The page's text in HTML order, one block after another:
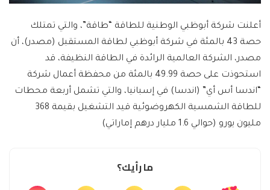
أعلنت شركة أبوظبي الوطنية للطاقة “طاقة”، والتي تمتلك
حصة 43 بالمئة في شركة أبوظبي لطاقة المستقبل (مصدر)، أن
مصدر، الشركة العالمية الرائدة في الطاقة النظيفة، قد
استحوذت على حصة 49.99 بالمئة من محفظة أعمال شركة
“اندسا أس أي” (اندسا) في إسبانيا، والتي تشمل أربعة محطات
للطاقة الشمسية الكهروضوئية قيد التشغيل بقيمة 368
مليون يورو (حوالي 1.6 مليار درهم إماراتي)
ما رأيك؟